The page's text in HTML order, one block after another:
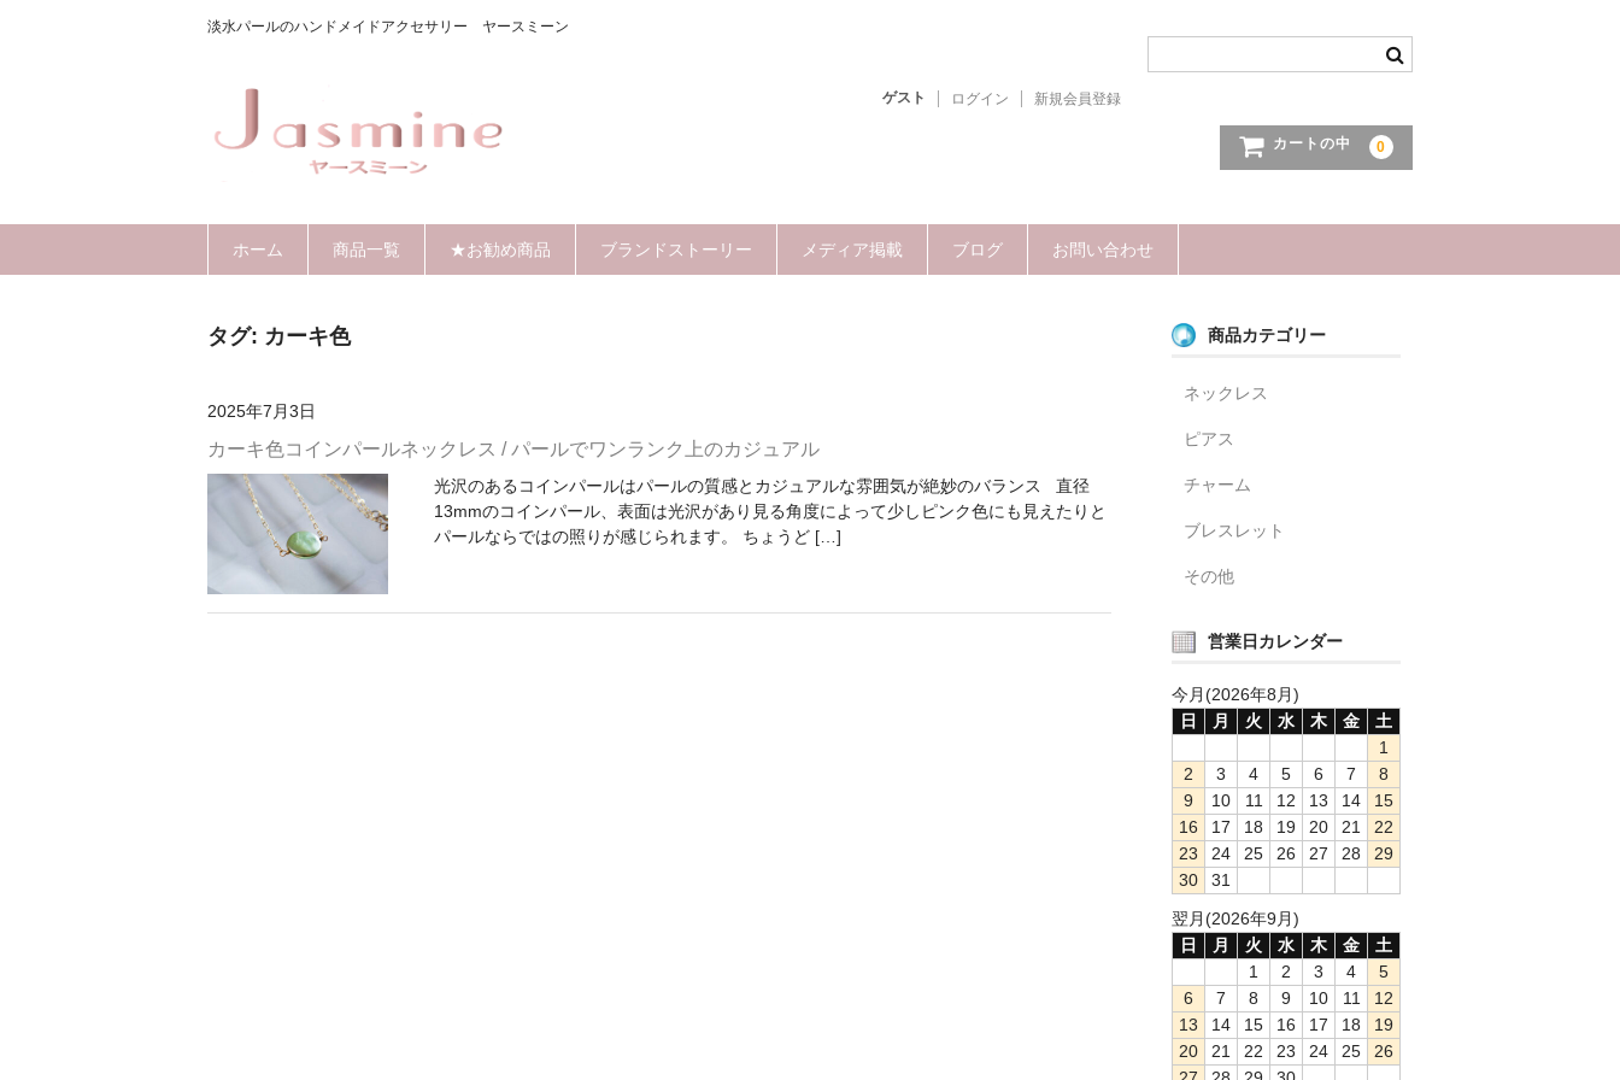
淡水パールのハンドメイドアクセサリー ヤースミーン
ゲスト ログイン 新規会員登録
カートの中 0
ホーム 商品一覧 ★お勧め商品 ブランドストーリー メディア掲載 ブログ お問い合わせ
タグ: カーキ色
2025年7月3日
カーキ色コインパールネックレス / パールでワンランク上のカジュアル
光沢のあるコインパールはパールの質感とカジュアルな雰囲気が絶妙のバランス 直径
13mmのコインパール、表面は光沢があり見る角度によって少しピンク色にも見えたりと
パールならではの照りが感じられます。 ちょうど […]
商品カテゴリー
ネックレス
ピアス
チャーム
ブレスレット
その他
営業日カレンダー
今月(2026年8月)
日
月 火 水 木 金
土
1
2
3 4 5 6 7
8
9
10 11 12 13 14
15
16
17 18 19 20 21
22
23
24 25 26 27 28
29
30
31
翌月(2026年9月)
日
月 火 水 木 金
土
1
2 3 4
5
6
7 8 9 10 11
12
13
14 15 16 17 18
19
20
21 22 23 24 25
26